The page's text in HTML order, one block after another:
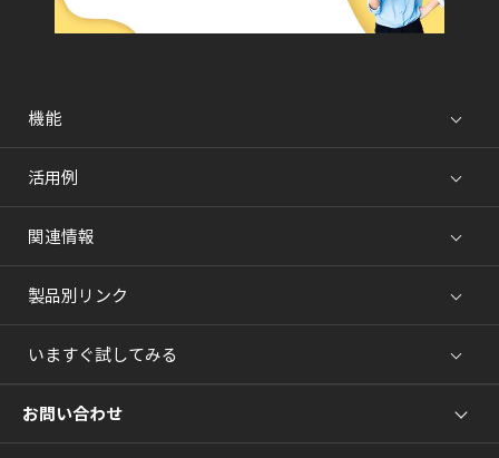
機能
活用例
関連情報
製品別リンク
いますぐ試してみる
お問い合わせ